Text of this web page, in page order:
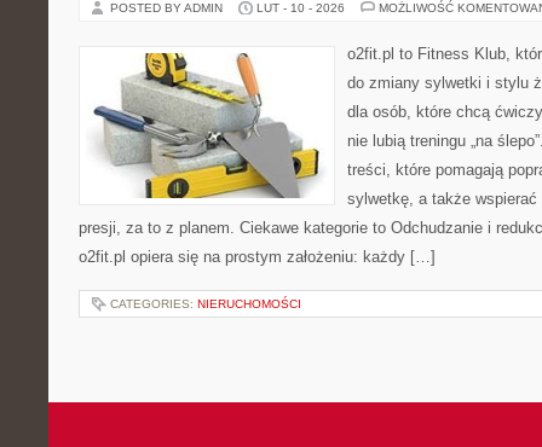
POSTED BY ADMIN LUT - 10 - 2026 MOŻLIWOŚĆ
o2fit.pl to Fitness Klub,
do zmiany sylwetki i stylu
dla osób, które chcą
nie lubią treningu „na
treści, które pomagają
sylwetkę, a także
presji, za to z planem. Ciekawe kategorie to Odchudzanie i
o2fit.pl opiera się na prostym założeniu: każdy […]
CATEGORIES: NIERUCHOMOŚCI